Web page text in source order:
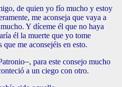
de quien yo fío mucho y estoy
me aconseja que vaya a
Y díceme él que no haya
él la muerte que yo tome
me aconsejéis en esto.
–, para este consejo mucho
a un ciego con otro.